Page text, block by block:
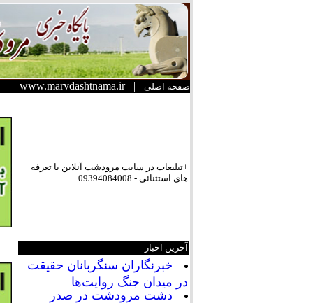
صفحه اصلی |
www.marvdashtnama.ir
|
+تبلیعات در سایت مرودشت آنلاین با تعرفه
های استثنائی - 09394084008
آخرین اخبار
خبرنگاران سنگربانان حقیقت
در میدان جنگ روایت‌ها
دشت مرودشت در صدر